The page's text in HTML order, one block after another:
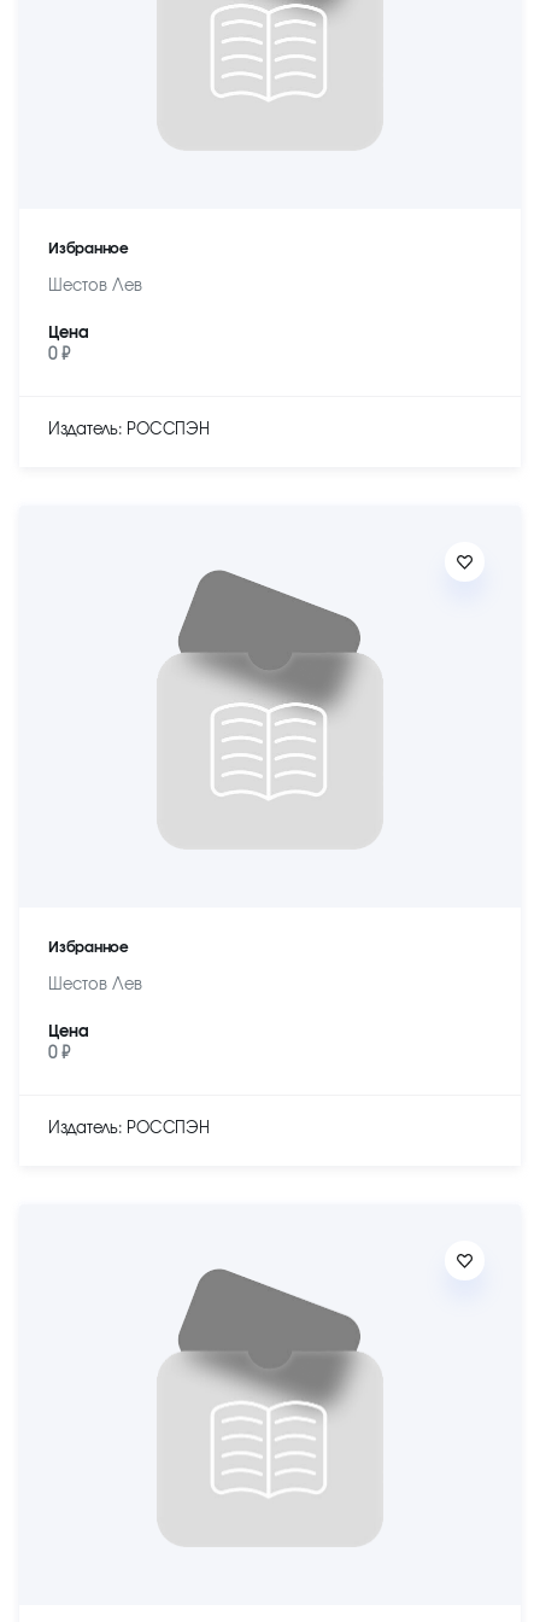
Избранное
Шестов Лев
Цена
0 ₽
Издатель: РОССПЭН
Избранное
Шестов Лев
Цена
0 ₽
Издатель: РОССПЭН